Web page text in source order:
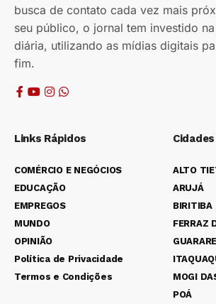
busca de contato cada vez mais
seu público, o jornal tem investido
diária, utilizando as mídias digitais
fim.
Links Rápidos
COMÉRCIO E NEGÓCIOS
EDUCAÇÃO
EMPREGOS
MUNDO
OPINIÃO
Política de Privacidade
Termos e Condições
Cidades
ALTO
ARUJÁ
BIRITIBA
FERRAZ
MOGI
POÁ